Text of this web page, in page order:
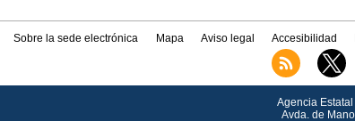
Sobre la sede electrónica Mapa Aviso legal Accesibilidad
Agencia
Avda.de